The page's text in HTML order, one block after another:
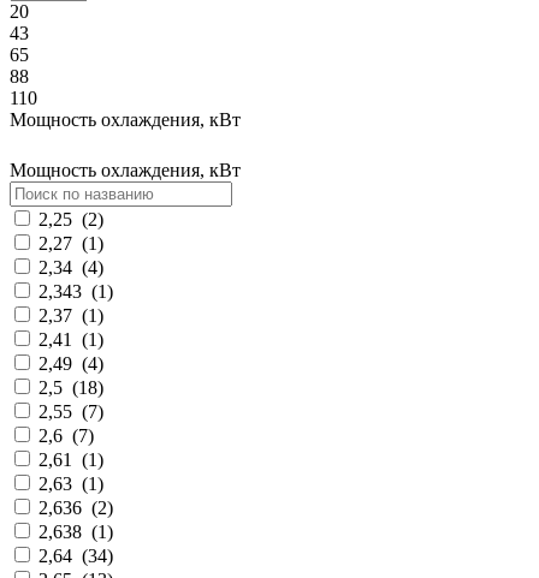
20
43
65
88
110
Мощность охлаждения, кВт
Мощность охлаждения, кВт
2,25 (2)
2,27 (1)
2,34 (4)
2,343 (1)
2,37 (1)
2,41
(1)
2,49 (4)
2,5 (18)
2,55 (7)
2,6 (7)
2,61
(1)
2,63 (1)
2,636 (2)
2,638 (1)
2,64 (34)